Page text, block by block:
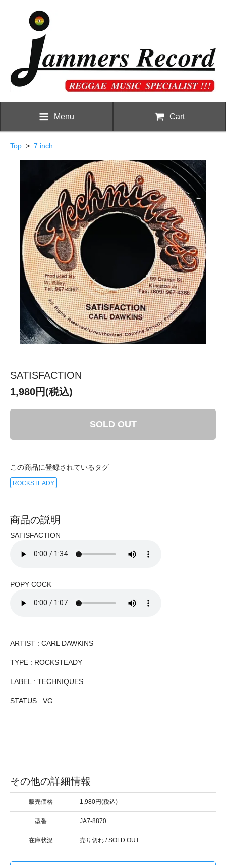
Menu Cart
Top > 7 inch
SATISFACTION
1,980円(税込)
SOLD OUT
この商品に登録されているタグ
ROCKSTEADY
商品の説明
SATISFACTION
POPY COCK
ARTIST : CARL DAWKINS
TYPE : ROCKSTEADY
LABEL : TECHNIQUES
STATUS : VG
その他の詳細情報
販売価格 1,980円(税込)
型番 JA7-8870
在庫状況 売り切れ / SOLD OUT